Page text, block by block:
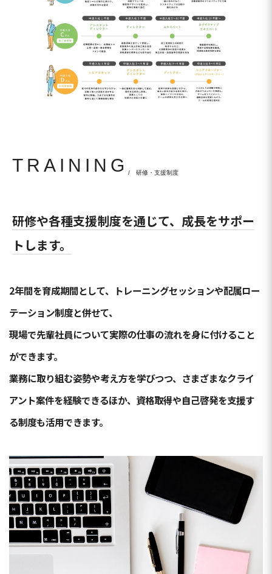
TRAINING / 研修・支援制度
研修や各種支援制度を通じて、成長をサポー
トします。
2年間を育成期間として、トレーニングセッションや配属ロー
テーション制度と併せて、
現場で先輩社員について実際の仕事の流れを身に付けること
ができます。
業務に取り組む姿勢や考え方を学びつつ、さまざまなクライ
アント案件を経験できるほか、資格取得や自己啓発を支援す
る制度も活用できます。